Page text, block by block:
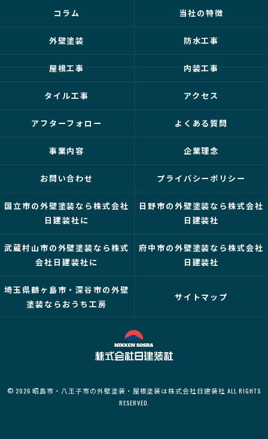
コラム 当社の特徴
外壁塗装 防水工事
屋根工事 内装工事
タイル工事 アクセス
アフターフォロー よくある質問
事業内容 企業理念
お問い合わせ プライバシーポリシー
国立市の外壁塗装なら株式会社
日建装社に
日野市の外壁塗装なら株式会社
日建装社
武蔵村山市の外壁塗装なら株式
会社日建装社に
府中市の外壁塗装なら株式会社
日建装社
埼玉県鶴ヶ島市・深谷市の外壁
塗装ならおうち工房
サイトマップ
© 2026 昭島市・八王子市の外壁塗装・屋根塗装は株式会社日建装社 ALL RIGHTS
RESERVED.